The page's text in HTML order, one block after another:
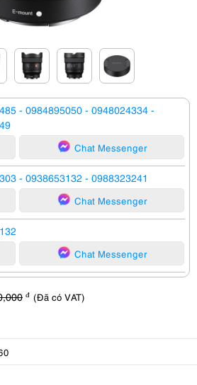
- 0984895050 - 0948024334 -
Chat Messenger
- 0938653132 - 0988323241
Chat Messenger
Chat Messenger
đ (Đã có VAT)